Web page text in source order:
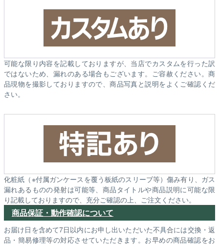
可能な限り内容を記載しておりますが、当店でカスタムを行った訳
ではないため、漏れのある場合もございます。ご容赦ください。商
品現物を撮影しておりますので、商品写真と説明をよくご確認くだ
さい。
化粧紙（※付属ガンケースを覆う板紙のスリーブ等）傷み有り、ガス
漏れあるものの発射は可能等、商品タイトルや商品説明に可能な限
り記載しておりますので、充分ご確認の上、ご注文ください。
商品保証・動作確認について
お届け日を含めて7日以内にお申し出いただいた不具合には交換・返
品・簡易修理等の対応させていただきます。お早めの商品確認をお